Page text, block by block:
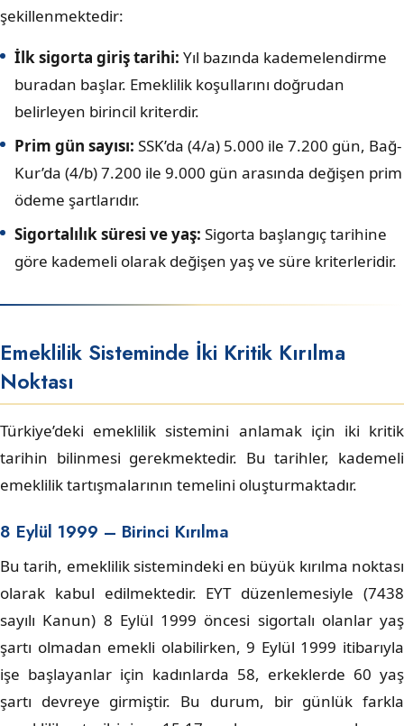
şekillenmektedir:
İlk sigorta giriş tarihi: Yıl bazında kademelendirme
buradan başlar. Emeklilik koşullarını doğrudan
belirleyen birincil kriterdir.
Prim gün sayısı: SSK’da (4/a) 5.000 ile 7.200 gün, Bağ-
Kur’da (4/b) 7.200 ile 9.000 gün arasında değişen prim
ödeme şartlarıdır.
Sigortalılık süresi ve yaş: Sigorta başlangıç tarihine
göre kademeli olarak değişen yaş ve süre kriterleridir.
Emeklilik Sisteminde İki Kritik Kırılma
Noktası
Türkiye’deki emeklilik sistemini anlamak için iki kritik
tarihin bilinmesi gerekmektedir. Bu tarihler, kademeli
emeklilik tartışmalarının temelini oluşturmaktadır.
8 Eylül 1999 – Birinci Kırılma
Bu tarih, emeklilik sistemindeki en büyük kırılma noktası
olarak kabul edilmektedir. EYT düzenlemesiyle (7438
sayılı Kanun) 8 Eylül 1999 öncesi sigortalı olanlar yaş
şartı olmadan emekli olabilirken, 9 Eylül 1999 itibarıyla
işe başlayanlar için kadınlarda 58, erkeklerde 60 yaş
şartı devreye girmiştir. Bu durum, bir günlük farkla